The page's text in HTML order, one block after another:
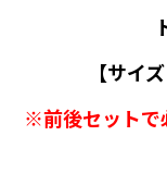
【サイ
※前後セットで